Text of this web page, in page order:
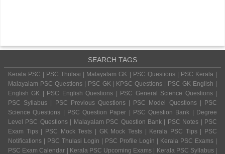
SEARCH TAGS
Kerala PSC | PSC Thulasi | Malayalam GK | PSC Questions | PSC Kerala |
Malayalam PSC Questions | PSC GK | KPSC Questions | PSC GK English |
English GK | PSC English Questions | PSC General Science Questions |
PSC Syllabus | PSC Previous Questions | PSC Model Questions | PSC
Science Questions | PSC Question Paper | PSC Question Bank | Degree
Level PSC Questions | Malayalam PSC Question Bank | PSC Notes | PSC
Exam Tips | PSC Mock Tests | GK Mock Tests | Kerala PSC Tips | PSC
Notifications | PSC Thulasi Login | PSC Profile Login | Kerala PSC Exams |
PSC Exam Calendar | Kerala PSC Upcoming Exams | Kerala PSC Syllabus |